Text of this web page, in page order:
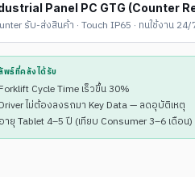
Panel PC GTG (Counter
รับ-ส่งสินค้า · Touch IP65 · ทนใช้งาน
พธ์ที่คลังได้รับ
Forklift Cycle Time เร็วขึ้น 30%
Driver ไม่ต้องลงรถมา Key Data — ลดอุบัติเหตุ
อายุ Tablet 4–5 ปี (เทียบ Consumer 3–6 เดือน)